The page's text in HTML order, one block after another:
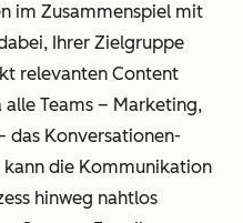
im Zusammenspiel mit
Ihrer Zielgruppe
relevanten Content
alle Teams – Marketing,
das Konversationen-
kann die Kommunikation
hinweg nahtlos